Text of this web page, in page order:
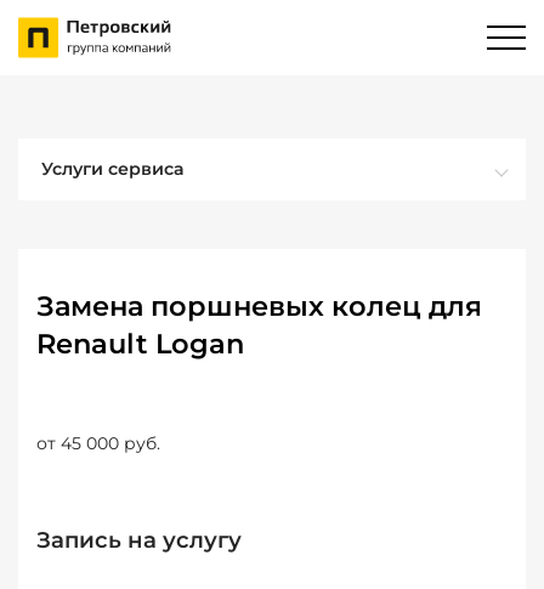
Услуги сервиса
Замена поршневых колец для
Renault Logan
от 45 000 руб.
Запись на услугу